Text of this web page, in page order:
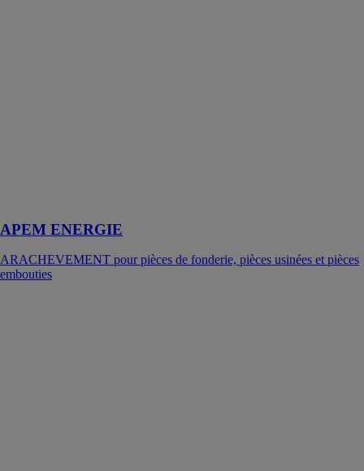
APEM ENERGIE
ARACHEVEMENT pour pièces de fonderie, pièces usinées et pièces
embouties